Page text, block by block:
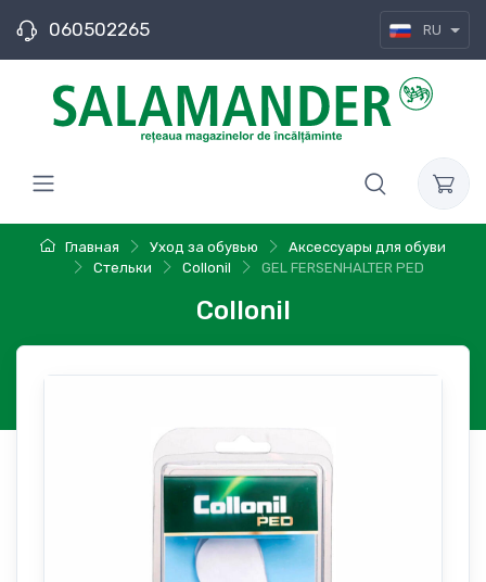
060502265 RU
Главная Уход за обувью
Аксессуары для обуви
Стельки
Collonil GEL FERSENHALTER PED
Collonil